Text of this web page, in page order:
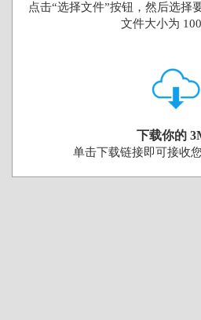
点击“选择文件”按钮，然后选择
文件大小为
下载你的
单击下载链接即可接收